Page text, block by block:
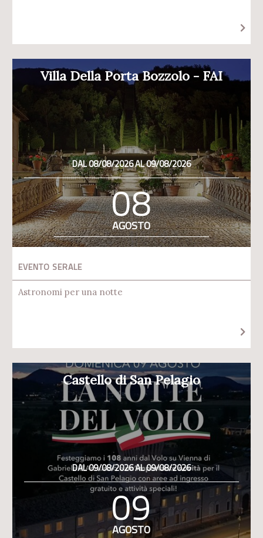
Villa Della Porta Bozzolo - FAI
DAL 08/08/2026 AL 09/08/2026
08
AGOSTO
EVENTO SERALE
Astronomi per una notte
Castello di San Pelagio
DAL 09/08/2026 AL 09/08/2026
09
AGOSTO